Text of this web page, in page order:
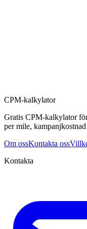
CPM-kalkylator
Gratis CPM-kalkylator
per mile,
Om ossKontakta oss
Kontakta